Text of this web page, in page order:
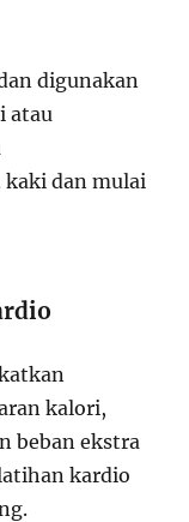
digunakan
atau
kaki dan mulai
kalori,
beban ekstra
kardio